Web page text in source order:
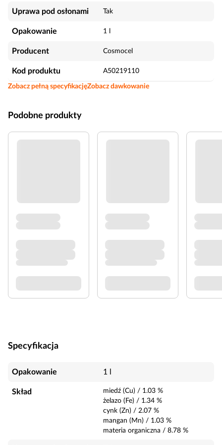
Uprawa pod osłonami Tak
Opakowanie 1 l
Producent Cosmocel
Kod produktu A50219110
Zobacz pełną specyfikacjęZobacz dawkowanie
Podobne produkty
Specyfikacja
Opakowanie 1 l
Skład miedź (Cu) / 1.03 %
żelazo (Fe) / 1.34 %
cynk (Zn) / 2.07 %
mangan (Mn) / 1.03 %
materia organiczna / 8.78 %